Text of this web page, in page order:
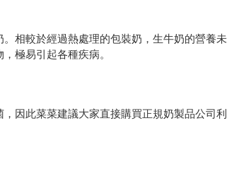
相較於經過熱處理的包裝奶，生牛奶的營養未
極易引起各種疾病。
因此菜菜建議大家直接購買正規奶製品公司利